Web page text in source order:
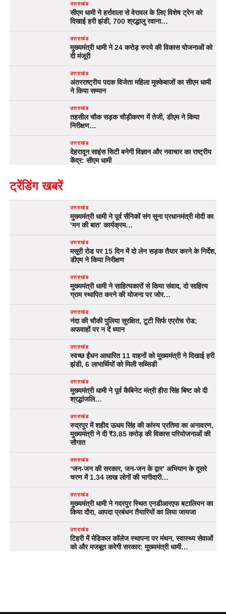
उत्तराखंड
सीएम धामी ने हर्रावाला से वेरावल के लिए विशेष ट्रेन को
दिखाई हरी झंडी, 700 श्रद्धालु रवाना…
उत्तराखंड
मुख्यमंत्री धामी ने 24 करोड़ रुपये की विकास योजनाओं को
दी मंजूरी
उत्तराखंड
अंतरराष्ट्रीय पदक विजेता महिला मुक्केबाजों का सीएम धामी
ने किया सम्मान
उत्तराखंड
तहसील चौक सड़क चौड़ीकरण में तेजी, डीएम ने किया
निरीक्षण…
उत्तराखंड
देहरादून साइंस सिटी बनेगी विज्ञान और नवाचार का राष्ट्रीय
केंद्र: सीएम धामी
ट्रेंडिंग खबरें
उत्तराखंड
मुख्यमंत्री धामी ने पूर्व सैनिकों संग सुना प्रधानमंत्री मोदी का
‘मन की बात’ कार्यक्रम…
उत्तराखंड
मसूरी रोड पर 15 दिन में दो लेन सड़क तैयार करने के निर्देश,
डीएम ने किया निरीक्षण
उत्तराखंड
मुख्यमंत्री धामी ने साहित्यकारों से किया संवाद, दो साहित्य
ग्राम स्थापित करने की योजना पर जोर…
उत्तराखंड
नंदा की चौकी पुलिया सुरक्षित, टूटी सिर्फ एप्रोच रोड;
अफवाहों पर न दें ध्यान
उत्तराखंड
स्वच्छ ईंधन आधारित 11 वाहनों को मुख्यमंत्री ने दिखाई हरी
झंडी, 6 लाभार्थियों को मिली सब्सिडी
उत्तराखंड
मुख्यमंत्री धामी ने पूर्व कैबिनेट मंत्री हीरा सिंह बिष्ट को दी
श्रद्धांजलि…
उत्तराखंड
रुद्रपुर में शहीद ऊधम सिंह की कांस्य प्रतिमा का अनावरण,
मुख्यमंत्री ने दी ₹3.85 करोड़ की विकास परियोजनाओं की
सौगात
उत्तराखंड
‘जन-जन की सरकार, जन-जन के द्वार’ अभियान के दूसरे
चरण में 1.34 लाख लोगों की भागीदारी…
उत्तराखंड
मुख्यमंत्री धामी ने गदरपुर स्थित एनडीआरएफ बटालियन का
किया दौरा, आपदा प्रबंधन तैयारियों का लिया जायजा
उत्तराखंड
टिहरी में मेडिकल कॉलेज स्थापना पर मंथन, स्वास्थ्य सेवाओं
को और मजबूत करेगी सरकार: मुख्यमंत्री धामी…